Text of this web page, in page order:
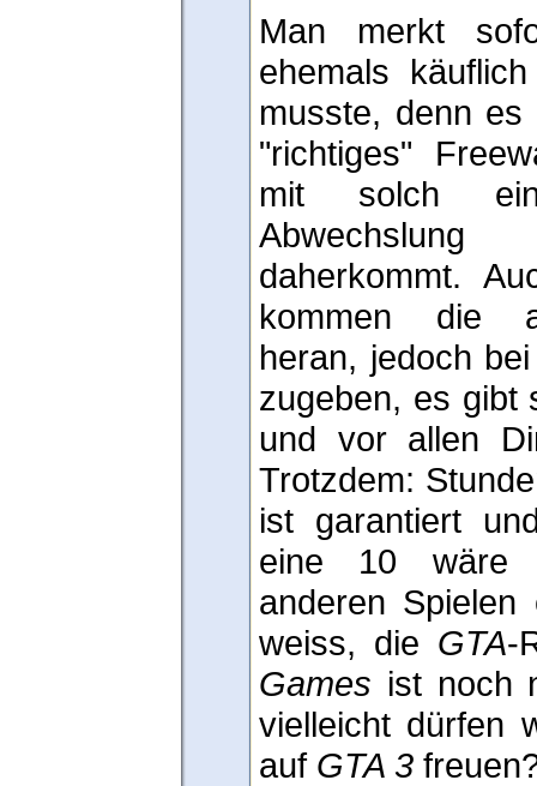
Man merkt
ehemals
musste, denn
"richtiges"
mit solch
daherkommt.
kommen die
heran, jedoch
zugeben, es gibt
und vor allen
Trotzdem:
ist garantiert
eine 10 wäre
anderen
weiss, die GTA-
Games ist noch
vielleicht dürfen
auf GTA 3